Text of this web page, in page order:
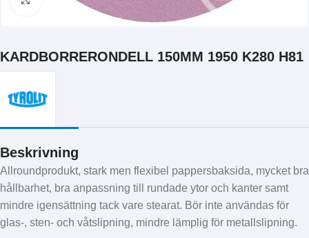
KARDBORRERONDELL 150MM 1950 K280 H81
Beskrivning
Allroundprodukt, stark men flexibel pappersbaksida, mycket bra
hållbarhet, bra anpassning till rundade ytor och kanter samt
mindre igensättning tack vare stearat. Bör inte användas för
glas-, sten- och våtslipning, mindre lämplig för metallslipning.